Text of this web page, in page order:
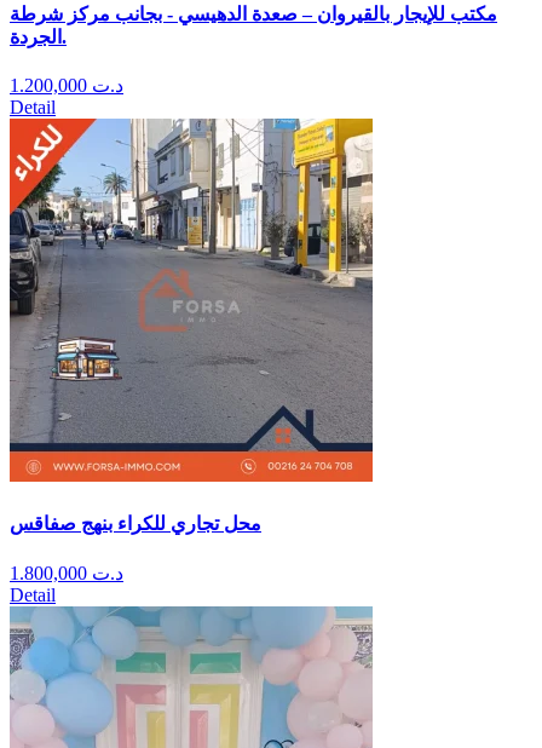
مكتب للإيجار بالقيروان – صعدة الدهيسي - بجانب مركز شرطة
الجردة.
د.ت
Detail
محل تجاري للكراء بنهج صفاقس
د.ت
Detail